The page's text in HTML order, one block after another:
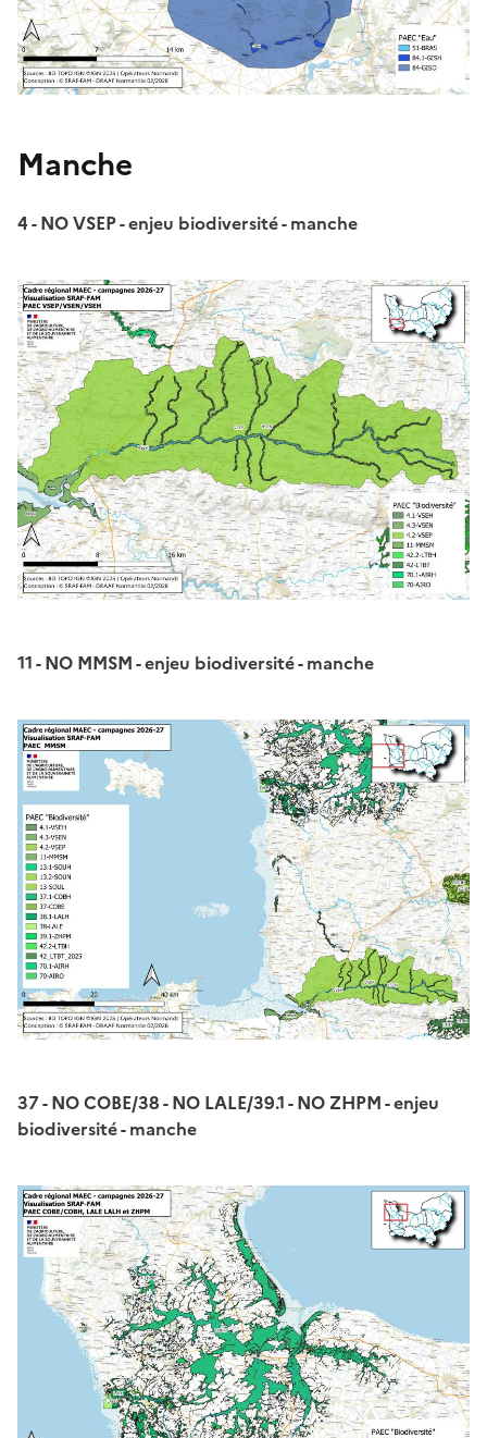
Manche
4 - NO VSEP - enjeu biodiversité - manche
11 - NO MMSM - enjeu biodiversité - manche
37 - NO COBE/38 - NO LALE/39.1 - NO ZHPM - enjeu
biodiversité - manche